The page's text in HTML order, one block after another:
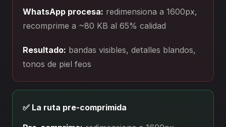
WhatsApp procesa: redimensiona a 1600px,
recomprime a ~80 KB al 65% calidad
Resultado: bandas visibles, detalles blandos,
tonos de piel feos
✅ La ruta pre-comprimida